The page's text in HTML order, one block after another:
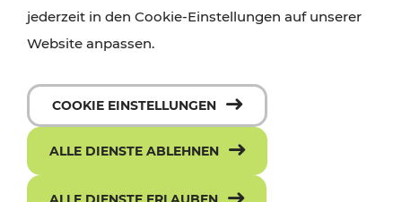
jederzeit in den Cookie-Einstellungen auf unserer
Website anpassen.
COOKIE EINSTELLUNGEN
ALLE DIENSTE ABLEHNEN